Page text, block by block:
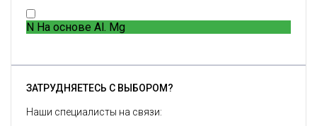
N На основе Al. Mg
ЗАТРУДНЯЕТЕСЬ С ВЫБОРОМ?
Наши специалисты на связи: